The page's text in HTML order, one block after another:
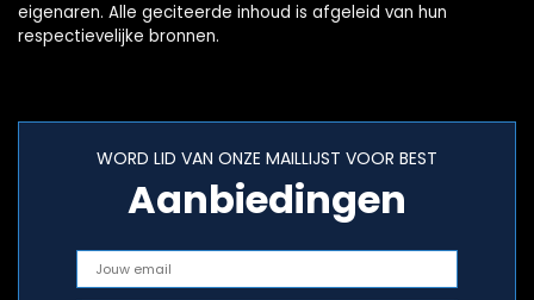
eigenaren. Alle geciteerde inhoud is afgeleid van hun
respectievelijke bronnen.
WORD LID VAN ONZE MAILLIJST VOOR BEST
Aanbiedingen